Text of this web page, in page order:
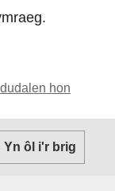
hon
Yn ôl i'r brig